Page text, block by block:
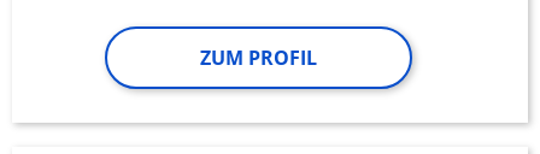
ZUM PROFIL